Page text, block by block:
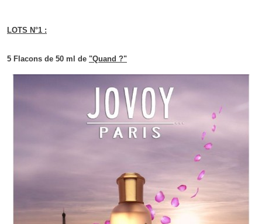
LOTS N°1 :
5 Flacons de 50 ml de "Quand ?"